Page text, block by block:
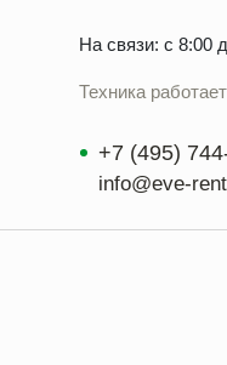
На связи: с 8:00
Техника
+7 (495)
info@eve-